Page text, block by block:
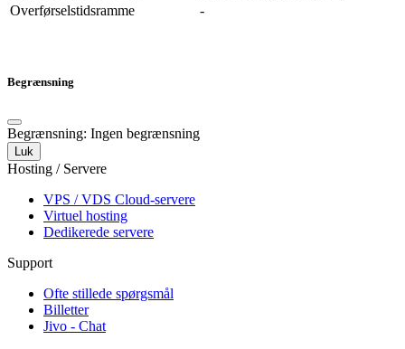
Overførselstidsramme
-
Begrænsning
Begrænsning: Ingen begrænsning
Luk
Hosting / Servere
VPS / VDS Cloud-servere
Virtuel hosting
Dedikerede servere
Support
Ofte stillede spørgsmål
Billetter
Jivo - Chat